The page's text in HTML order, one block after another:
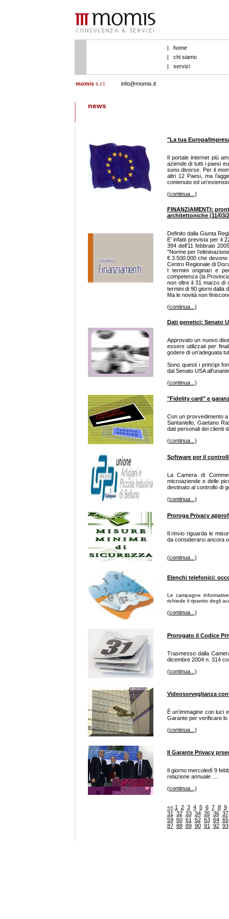
| home
| chi siamo
| servizi
momis s.r.l. info@momis.it
news
"La tua Europa/
Il portale internet più
aziende di tutti i paesi
sono diverse. Per il
altri 12 Paesi, ma
contenuto ed
(continua...)
FINANZIAMENTI:
architettoniche (11/03/
Definito dalla Giunta
E’ infatti prevista per il
394 dell’11 febbraio
"Norme per
€ 3.500.000 che
Centro Regionale di
I termini originari e
competenza (la
non oltre il 31 marzo di
termini di 90 giorni dalla
Ma le novità non
(continua...)
Dati genetici: Senato
Approvato un nuovo
essere utilizzati per
godere di un’adeguata
Sono questi i principi
dal Senato USA
(continua...)
"Fidelity card" e
Con un provvedimento
Santaniello, Gaetano
dati personali dei clienti
(continua...)
Software per il
La Camera di
microaziende e delle
destinato al controllo di
(continua...)
Proroga Privacy
Il rinvio riguarda le
da considerarsi ancora
(continua...)
Elenchi telefonici:
Le campagne
richiede il ripsetto degli
(continua...)
Prorogato il Codice
Trasmesso dalla
dicembre 2004 n. 314
(continua...)
Videosorveglianza
È un’immagine con luci
Garante per verificare lo
(continua...)
Il Garante Privacy
Il giorno mercoledì 9
relazione annuale ....
(continua...)
<< 1 2 3 4 5 6 7 8 9
31
32 33 34 35 36 37
59 60 61 62 63 64 65
87 88 89 90 91 92 93